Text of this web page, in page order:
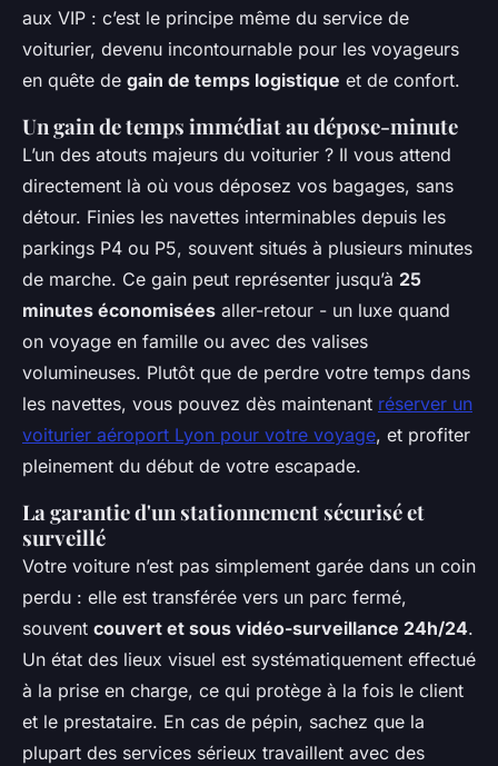
aux VIP : c’est le principe même du service de
voiturier, devenu incontournable pour les voyageurs
en quête de gain de temps logistique et de confort.
Un gain de temps immédiat au dépose-minute
L’un des atouts majeurs du voiturier ? Il vous attend
directement là où vous déposez vos bagages, sans
détour. Finies les navettes interminables depuis les
parkings P4 ou P5, souvent situés à plusieurs minutes
de marche. Ce gain peut représenter jusqu’à 25
minutes économisées aller-retour - un luxe quand
on voyage en famille ou avec des valises
volumineuses. Plutôt que de perdre votre temps dans
les navettes, vous pouvez dès maintenant réserver un
voiturier aéroport Lyon pour votre voyage, et profiter
pleinement du début de votre escapade.
La garantie d'un stationnement sécurisé et
surveillé
Votre voiture n’est pas simplement garée dans un coin
perdu : elle est transférée vers un parc fermé,
souvent couvert et sous vidéo-surveillance 24h/24.
Un état des lieux visuel est systématiquement effectué
à la prise en charge, ce qui protège à la fois le client
et le prestataire. En cas de pépin, sachez que la
plupart des services sérieux travaillent avec des